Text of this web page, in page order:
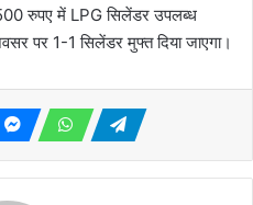
500 रुपए में LPG सिलेंडर उपलब्ध
पर 1-1 सिलेंडर मुफ्त दिया जाएगा।